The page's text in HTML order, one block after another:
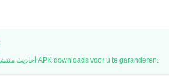
APKPure gebruikt handtekeningverificatie om virusvrije أحاديث منتشرة لا تصح APK downloads voor u te garanderen.